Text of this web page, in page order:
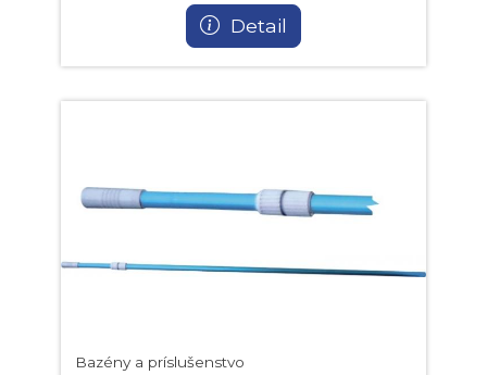
Detail
Bazény a príslušenstvo